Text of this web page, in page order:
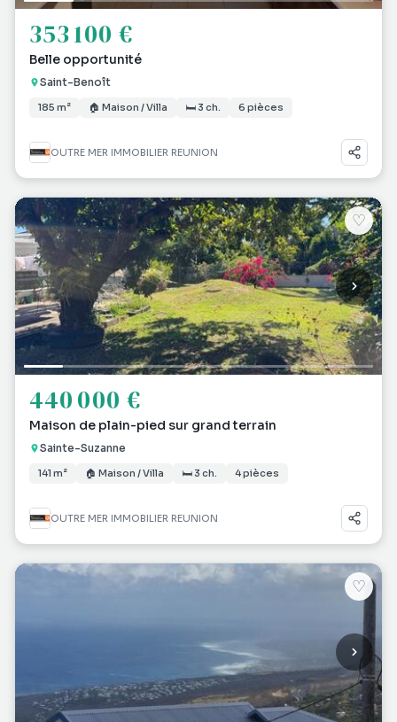
353 100 €
Belle opportunité
Saint-Benoît
185 m² 🏠 Maison / Villa 🛏 3 ch. 6 pièces
OUTRE MER IMMOBILIER REUNION
♡
440 000 €
Maison de plain-pied sur grand terrain
Sainte-Suzanne
141 m² 🏠 Maison / Villa 🛏 3 ch. 4 pièces
OUTRE MER IMMOBILIER REUNION
♡